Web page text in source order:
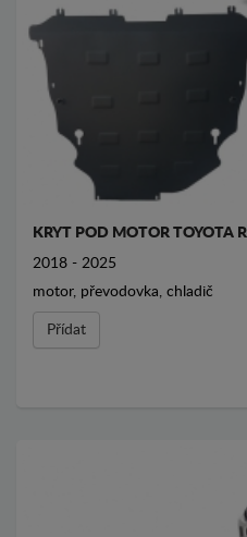
KRYT POD MOTOR TOYOTA
2018 - 2025
motor, převodovka, chladič
Přídat